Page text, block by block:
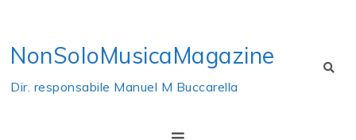
content
NonSoloMusicaMagazine
Dir. responsabile Manuel M Buccarella